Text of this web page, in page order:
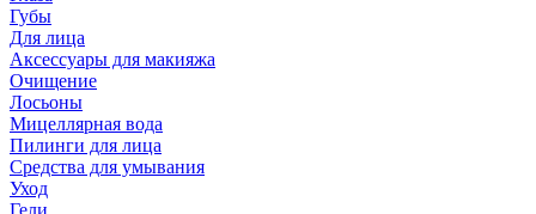
Губы
Для лица
Аксессуары для макияжа
Очищение
Лосьоны
Мицеллярная вода
Пилинги для лица
Средства для умывания
Уход
Гели